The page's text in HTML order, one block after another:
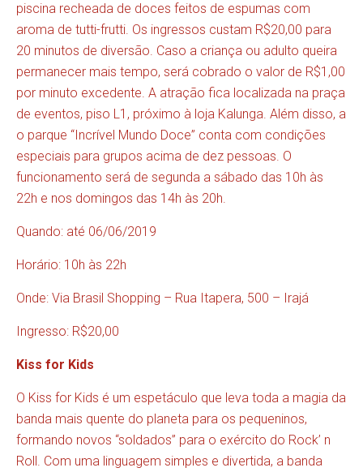
piscina recheada de doces feitos de espumas com
aroma de tutti-frutti. Os ingressos custam R$20,00 para
20 minutos de diversão. Caso a criança ou adulto queira
permanecer mais tempo, será cobrado o valor de R$1,00
por minuto excedente. A atração fica localizada na praça
de eventos, piso L1, próximo à loja Kalunga. Além disso, a
o parque “Incrível Mundo Doce” conta com condições
especiais para grupos acima de dez pessoas. O
funcionamento será de segunda a sábado das 10h às
22h e nos domingos das 14h às 20h.
Quando: até 06/06/2019
Horário: 10h às 22h
Onde: Via Brasil Shopping – Rua Itapera, 500 – Irajá
Ingresso: R$20,00
Kiss for Kids
O Kiss for Kids é um espetáculo que leva toda a magia da
banda mais quente do planeta para os pequeninos,
formando novos “soldados” para o exército do Rock’ n
Roll. Com uma linguagem simples e divertida, a banda